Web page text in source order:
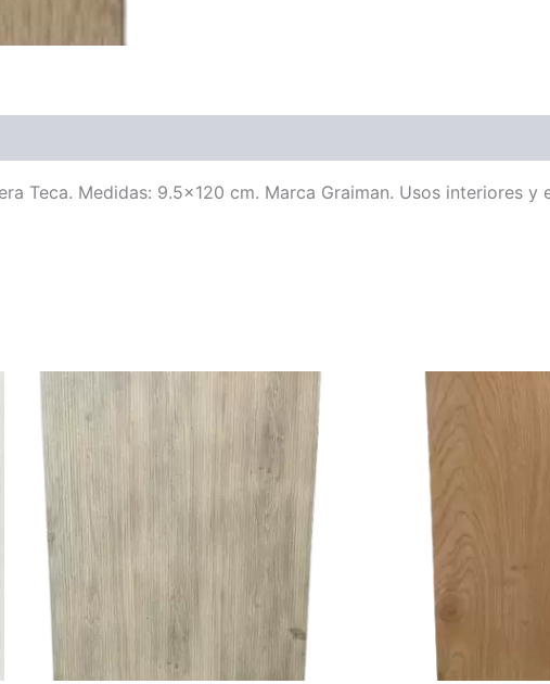
Teca. Medidas: 9.5×120 cm. Marca Graiman. Usos interiores y